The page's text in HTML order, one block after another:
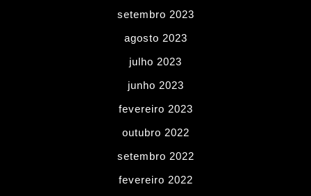
setembro 2023
agosto 2023
julho 2023
junho 2023
fevereiro 2023
outubro 2022
setembro 2022
fevereiro 2022